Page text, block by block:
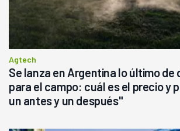
Agtech
Se lanza en Argentina lo último de
para el campo: cuál es el precio y
un antes y un después"